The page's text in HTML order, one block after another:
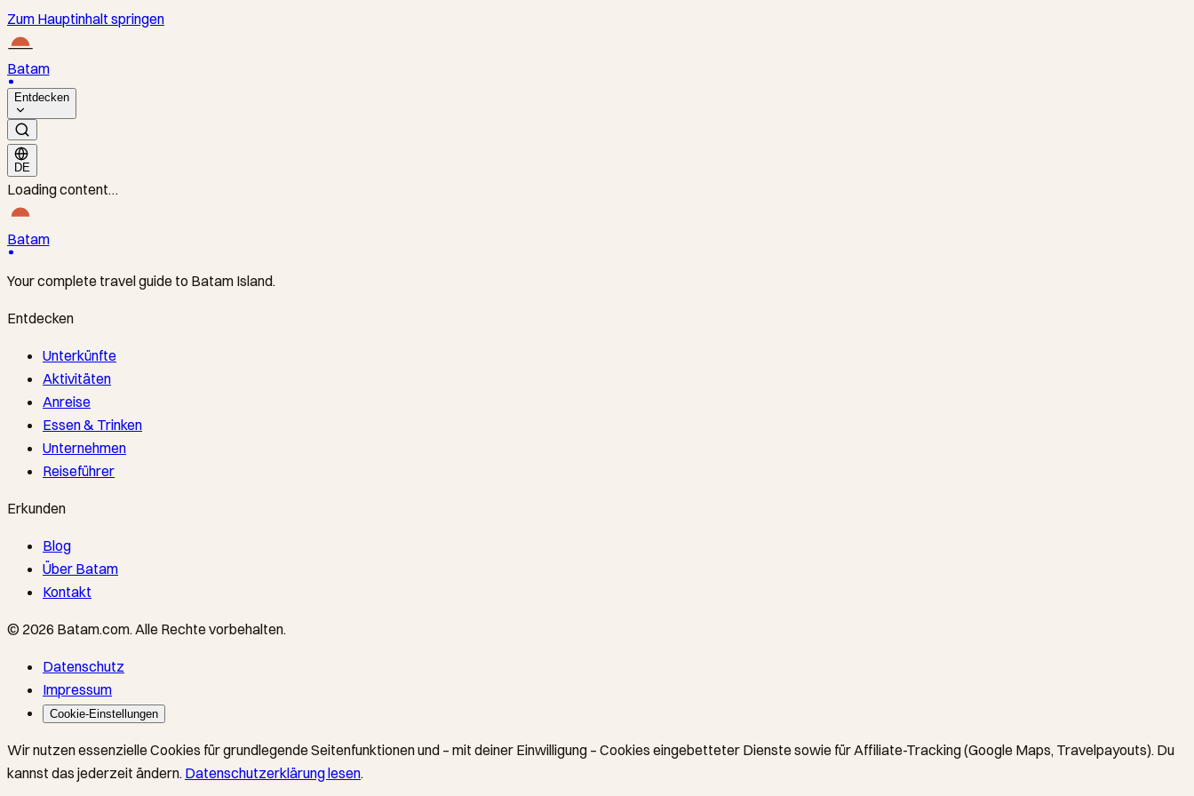
Zum Hauptinhalt springen
Batam
Entdecken
DE
Loading content…
Batam
Your complete travel guide to Batam Island.
Entdecken
Unterkünfte
Aktivitäten
Anreise
Essen & Trinken
Unternehmen
Reiseführer
Erkunden
Blog
Über Batam
Kontakt
© 2026 Batam.com.Alle Rechte vorbehalten.
Datenschutz
Impressum
Cookie-Einstellungen
Wir nutzen essenzielle Cookies für grundlegende Seitenfunktionen und – mit deiner Einwilligung – Cookies eingebetteter Dienste sowie für Affiliate-Tracking (Google Maps, Travelpayouts). Du
kannst das jederzeit ändern. Datenschutzerklärung lesen.